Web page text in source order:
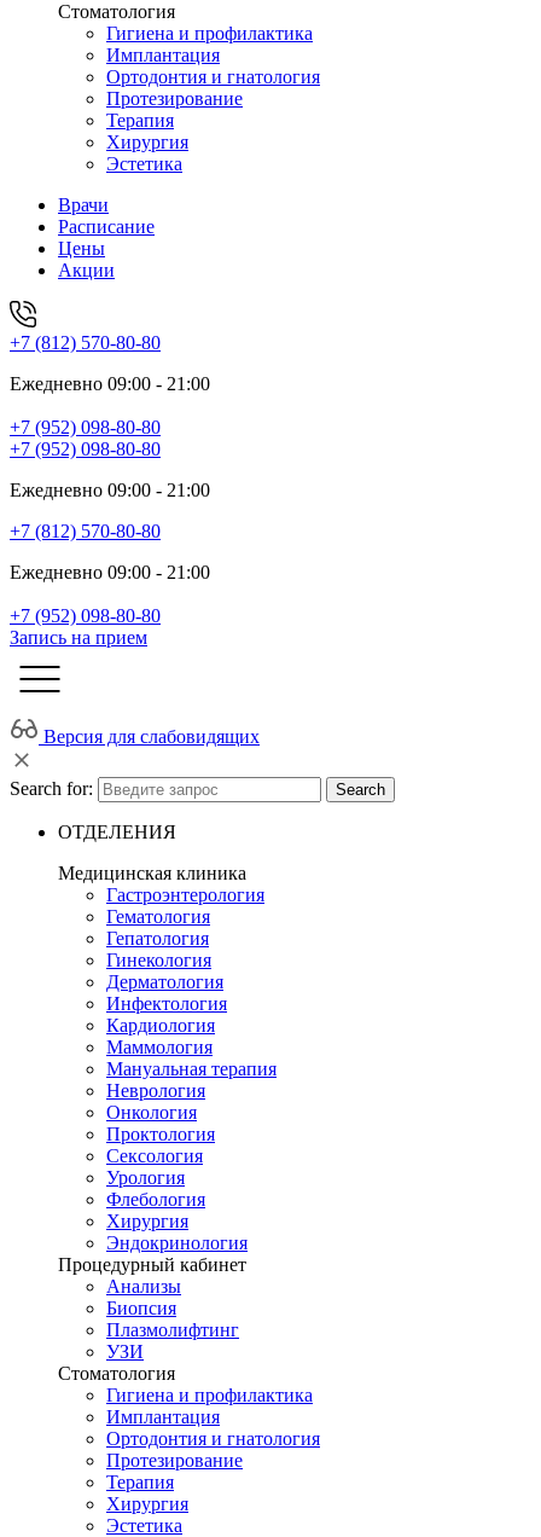
Стоматология
Гигиена и профилактика
Имплантация
Ортодонтия и гнатология
Протезирование
Терапия
Хирургия
Эстетика
Врачи
Расписание
Цены
Акции
+7 (812) 570-80-80
Ежедневно 09:00 - 21:00
+7 (952) 098-80-80
+7 (952) 098-80-80
Ежедневно 09:00 - 21:00
+7 (812) 570-80-80
Ежедневно 09:00 - 21:00
+7 (952) 098-80-80
Запись на прием
Версия для слабовидящих
Search for: Search
ОТДЕЛЕНИЯ
Медицинская клиника
Гастроэнтерология
Гематология
Гепатология
Гинекология
Дерматология
Инфектология
Кардиология
Маммология
Мануальная терапия
Неврология
Онкология
Проктология
Сексология
Урология
Флебология
Хирургия
Эндокринология
Процедурный кабинет
Анализы
Биопсия
Плазмолифтинг
УЗИ
Стоматология
Гигиена и профилактика
Имплантация
Ортодонтия и гнатология
Протезирование
Терапия
Хирургия
Эстетика